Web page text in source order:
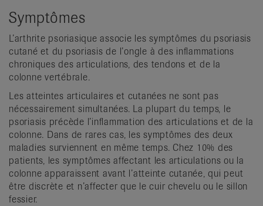
Symptômes
L’arthrite psoriasique associe les symptômes du psoriasis
cutané et du psoriasis de l’ongle à des inflammations
chroniques des articulations, des tendons et de la
colonne vertébrale.
Les atteintes articulaires et cutanées ne sont pas
nécessairement simultanées. La plupart du temps, le
psoriasis précède l’inflammation des articulations et de la
colonne. Dans de rares cas, les symptômes des deux
maladies surviennent en même temps. Chez 10% des
patients, les symptômes affectant les articulations ou la
colonne apparaissent avant l’atteinte cutanée, qui peut
être discrète et n’affecter que le cuir chevelu ou le sillon
fessier.